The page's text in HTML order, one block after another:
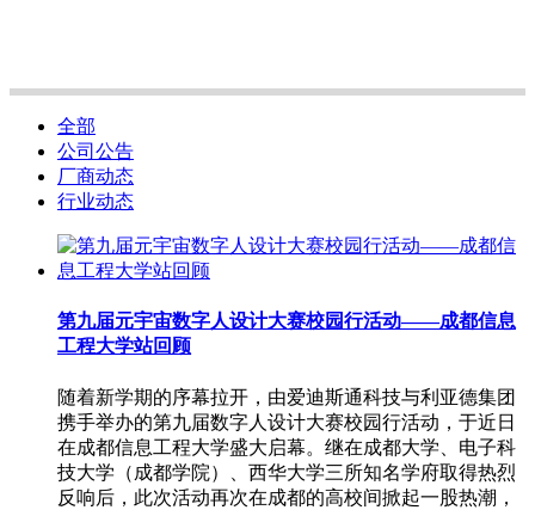
全部
公司公告
厂商动态
行业动态
第九届元宇宙数字人设计大赛校园行活动——成都信息
工程大学站回顾
随着新学期的序幕拉开，由爱迪斯通科技与利亚德集团
携手举办的第九届数字人设计大赛校园行活动，于近日
在成都信息工程大学盛大启幕。继在成都大学、电子科
技大学（成都学院）、西华大学三所知名学府取得热烈
反响后，此次活动再次在成都的高校间掀起一股热潮，